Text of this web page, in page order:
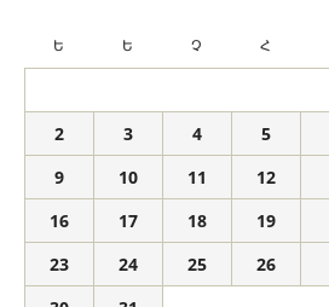
Ե Ե Չ Հ
2
3 4 5
9
10 11 12
16
17 18 19
23
24 25 26